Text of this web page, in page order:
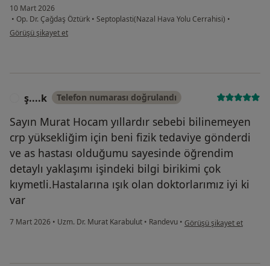
10 Mart 2026
• Op. Dr. Çağdaş Öztürk • Septoplasti(Nazal Hava Yolu Cerrahisi) •
kullanıcının görüşüne göre öz...u
Görüşü şikayet et
ş....k Telefon numarası doğrulandı
Sayın Murat Hocam yıllardır sebebi bilinemeyen
crp yüksekliğim için beni fizik tedaviye gönderdi
ve as hastası olduğumu sayesinde öğrendim
detaylı yaklaşımı işindeki bilgi birikimi çok
kıymetli.Hastalarına ışık olan doktorlarımız iyi ki
var
7 Mart 2026 • Uzm. Dr. Murat Karabulut • Randevu • kullanıcının görüşüne
Görüşü şikayet et